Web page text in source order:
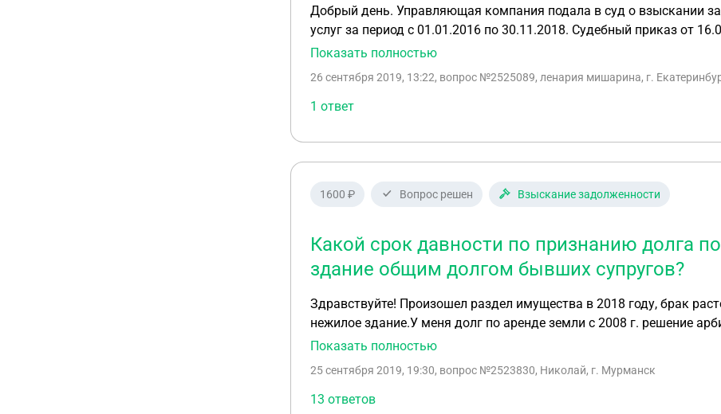
Добрый день. Управляющая компания подала в суд о взыскании
услуг за период с 01.01.2016 по 30.11.2018. Судебный приказ от
таком случае применить статью о сроке исковой давности?
Показать полностью
26 сентября 2019, 13:22, вопрос №2525089, ленария мишарина, г.
1 ответ
1600 ₽ Вопрос решен Взыскание задолженности
Какой срок давности по признанию долга
здание общим долгом бывших супругов?
Здравствуйте! Произошел раздел имущества в 2018 году, брак
нежилое здание.У меня долг по аренде земли с 2008 г. решение
с 2016 года.Могу ли я перекинуть ей этот долг как содержание
Показать полностью
25 сентября 2019, 19:30, вопрос №2523830, Николай, г. Мурманск
13 ответов